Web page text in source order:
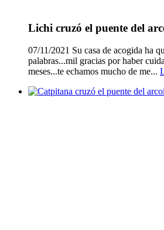
Lichi cruzó el puente del
07/11/2021 Su casa de acogida ha
palabras...mil gracias por haber
meses...te echamos mucho de me...